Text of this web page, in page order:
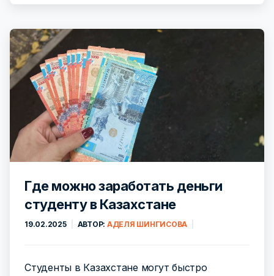
Где можно заработать деньги
студенту в Казахстане
19.02.2025 АВТОР: АДЕЛЯ ШИНГИСОВА
Студенты в Казахстане могут быстро